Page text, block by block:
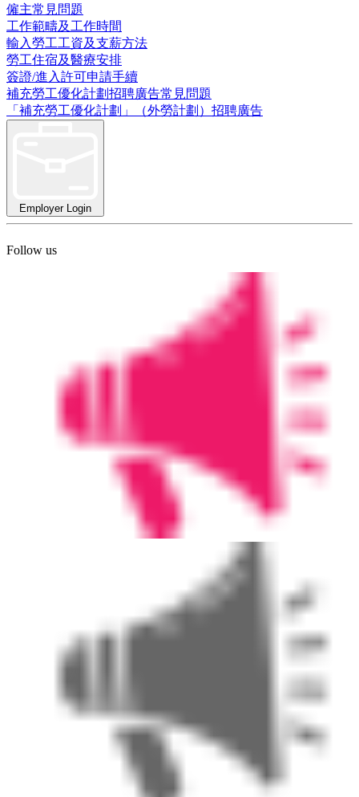
僱主常見問題
工作範疇及工作時間
輸入勞工工資及支薪方法
勞工住宿及醫療安排
簽證/進入許可申請手續
補充勞工優化計劃招聘廣告常見問題
「補充勞工優化計劃」（外勞計劃）招聘廣告
Employer Login
Follow us